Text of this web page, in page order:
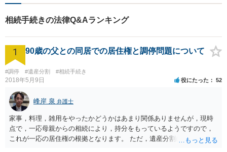
相続手続きの法律Q&Aランキング
1 90歳の父との同居での居住権と調停問題について
#調停 #遺産分割 #相続手続き
2018年5月9日 役にたった 52
峰岸 泉 弁護士
家事，料理，雑用をやったかどうかはあまり関係ありませんが，現時
点で，一応母親からの相続により，持分をもっているようですので，
これが一応の居住権の根拠となります。 ただ，遺産分割により，母の